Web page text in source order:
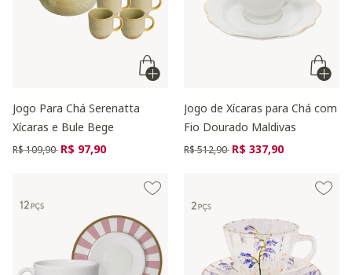
Jogo Para Chá Serenatta
Xícaras e Bule Bege
Preço reduzido de
R$ 109,90 para
R$ 97,90
Jogo de Xícaras para Chá com
Fio Dourado Maldivas
Preço reduzido de
R$ 512,90 para
R$ 337,90